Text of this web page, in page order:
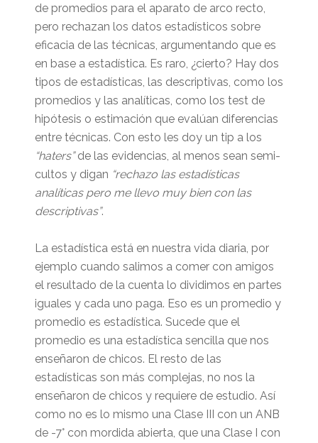
de promedios para el aparato de arco recto,
pero rechazan los datos estadísticos sobre
eficacia de las técnicas, argumentando que es
en base a estadística. Es raro, ¿cierto? Hay dos
tipos de estadísticas, las descriptivas, como los
promedios y las analíticas, como los test de
hipótesis o estimación que evalúan diferencias
entre técnicas. Con esto les doy un tip a los
“haters”de las evidencias, al menos sean semi-
cultos y digan “rechazo las estadísticas
analíticas pero me llevo muy bien con las
descriptivas”.
La estadística está en nuestra vida diaria, por
ejemplo cuando salimos a comer con amigos
el resultado de la cuenta lo dividimos en partes
iguales y cada uno paga. Eso es un promedio y
promedio es estadística. Sucede que el
promedio es una estadística sencilla que nos
enseñaron de chicos. El resto de las
estadísticas son más complejas, no nos la
enseñaron de chicos y requiere de estudio. Así
como no es lo mismo una Clase III con un ANB
de -7° con mordida abierta, que una Clase I con